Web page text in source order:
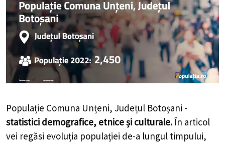
Populație Comuna Unțeni, Județul Botoșani -
statistici demografice, etnice și culturale.În articol
vei regăsi evoluția populației de-a lungul timpului,